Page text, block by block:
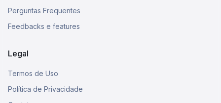
Perguntas Frequentes
Feedbacks e features
Legal
Termos de Uso
Política de Privacidade